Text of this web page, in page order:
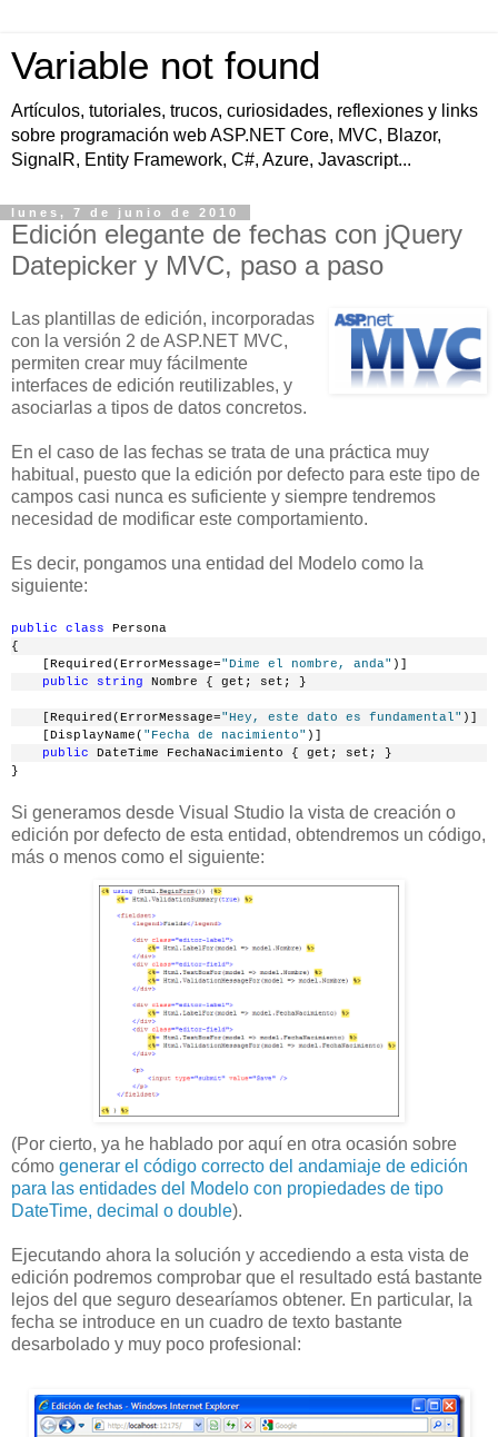
Variable not found
Artículos, tutoriales, trucos, curiosidades, reflexiones y links
sobre programación web ASP.NET Core, MVC, Blazor,
SignalR, Entity Framework, C#, Azure, Javascript...
lunes, 7 de junio de 2010
Edición elegante de fechas con jQuery
Datepicker y MVC, paso a paso
Las plantillas de edición, incorporadas
con la versión 2 de ASP.NET MVC,
permiten crear muy fácilmente
interfaces de edición reutilizables, y
asociarlas a tipos de datos concretos.
En el caso de las fechas se trata de una práctica muy
habitual, puesto que la edición por defecto para este tipo de
campos casi nunca es suficiente y siempre tendremos
necesidad de modificar este comportamiento.
Es decir, pongamos una entidad del Modelo como la
siguiente:
public class Persona
{
    [Required(ErrorMessage=
"Dime el nombre, anda" )]
public
string Nombre { get; set; }
    [Required(ErrorMessage=
"Hey, este dato es fundamental" )]
    [DisplayName(
"Fecha de nacimiento" )]
public DateTime FechaNacimiento { get; set; }
}
Si generamos desde Visual Studio la vista de creación o
edición por defecto de esta entidad, obtendremos un código,
más o menos como el siguiente:
(Por cierto, ya he hablado por aquí en otra ocasión sobre
cómo generar el código correcto del andamiaje de edición
para las entidades del Modelo con propiedades de tipo
DateTime, decimal o double).
Ejecutando ahora la solución y accediendo a esta vista de
edición podremos comprobar que el resultado está bastante
lejos del que seguro desearíamos obtener. En particular, la
fecha se introduce en un cuadro de texto bastante
desarbolado y muy poco profesional: